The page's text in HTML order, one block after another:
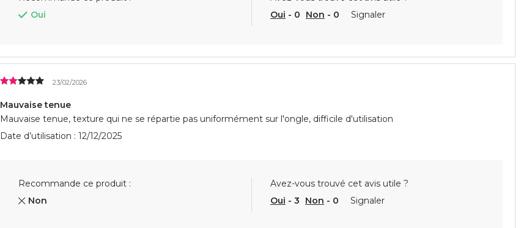
Oui
Oui - 0 Non - 0 Signaler
23/02/2026
Mauvaise tenue
Mauvaise tenue, texture qui ne se répartie pas uniformément sur l'ongle, difficile d'utilisation
Date d’utilisation : 12/12/2025
Recommande ce produit :
Non
Avez-vous trouvé cet avis utile ?
Oui - 3 Non - 0 Signaler